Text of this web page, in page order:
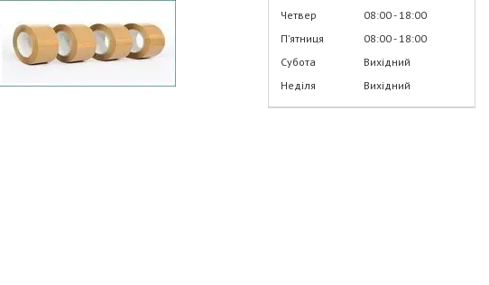
Четвер
08:00 18:00
Пʼятниця
08:00 18:00
Субота
Вихідний
Неділя
Вихідний